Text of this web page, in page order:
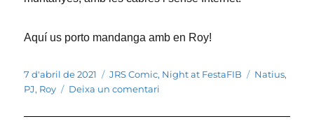
Aquí us porto mandanga amb en Roy!
Publicat
el
7 d'abril de 2021 Categories
JRS Comic, Night at FestaFIB Etiquetes
Natius,
PJ, Roy Deixa un comentari
–